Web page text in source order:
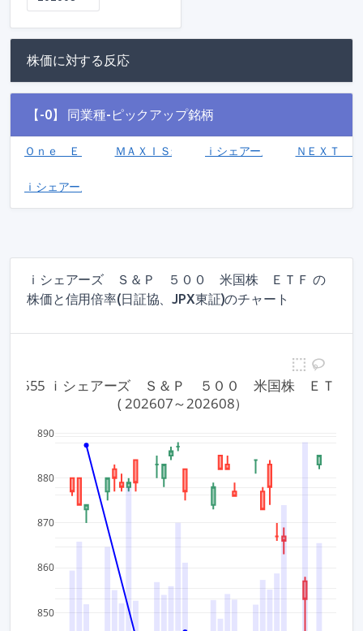
株価に対する反応
【-0】 同業種-ピックアップ銘柄
Ｏｎｅ ＥＴＦ ＥＳＧ(1498)ＭＡＸＩＳ米国国債７－１０年上場投信（為替
ｉシェアーズ 米国債３－７
ＮＥＸＴ Ｆ
ｉシェアーズ・コア 日経２２５ ＥＴＦ(1329)
ｉシェアーズ Ｓ＆Ｐ ５００ 米国株 ＥＴＦ の
株価と信用倍率(日証協、JPX東証)のチャート
850
860
870
880
890
1655 ｉシェアーズ　Ｓ＆Ｐ　５００　米国株　ＥＴＦ
( 202607～202608）